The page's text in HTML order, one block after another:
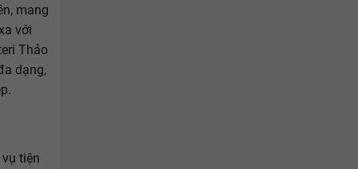
mang
với
Thảo
dạng,
tiện